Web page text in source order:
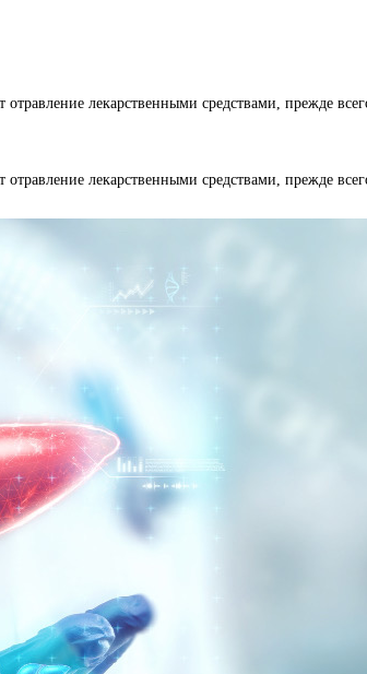
лекарственными средствами, прежде
лекарственными средствами, прежде